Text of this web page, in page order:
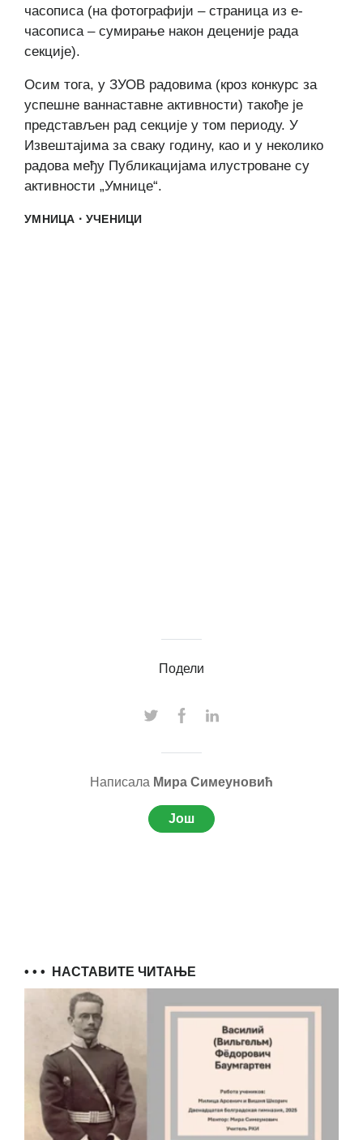
часописа (на фотографији – страница из е-
часописа – сумирање након деценије рада
секције).
Осим тога, у ЗУОВ радовима (кроз конкурс за
успешне ваннаставне активности) такође је
представљен рад секције у том периоду. У
Извештајима за сваку годину, као и у неколико
радова међу Публикацијама илустроване су
активности „Умнице“.
УМНИЦА · УЧЕНИЦИ
Подели
Написала Мира Симеуновић
Још
• • • НАСТАВИТЕ ЧИТАЊЕ